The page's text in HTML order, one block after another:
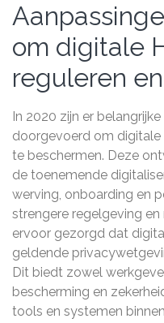
om digitale
reguleren
In 2020 zijn er
doorgevoerd om digitale
te beschermen. Deze
de toenemende
werving, onboarding en
strengere regelgeving
ervoor gezorgd dat
geldende
Dit biedt zowel
bescherming en
tools en systemen